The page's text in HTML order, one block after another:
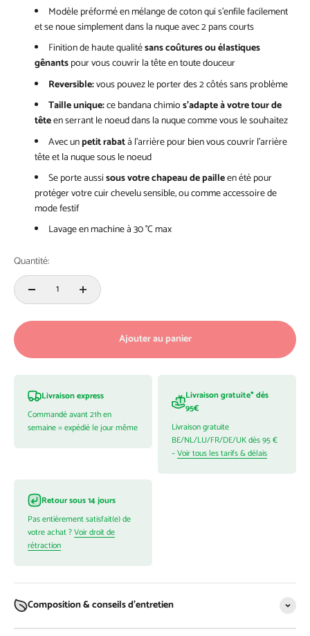
Modèle préformé en mélange de coton qui s’enfile facilement
et se noue simplement dans la nuque avec 2 pans courts
Finition de haute qualitésans coûtures ou élastiques
gênantspour vous couvrir la tête en toute douceur
Reversible:vous pouvez le porter des 2 côtés sans problème
Taille unique:ce bandana chimios’adapte à votre tour de
têteen serrant le noeud dans la nuque comme vous le souhaitez
Avec unpetit rabatà l’arrière pour bien vous couvrir l’arrière
tête et la nuque sous le noeud
Se porte aussisous votre chapeau de pailleen été pour
protéger votre cuir chevelu sensible, ou comme accessoire de
mode festif
Lavage en machine à 30 °C max
Quantité:
Ajouter au panier
Livraison express
Commandé avant 21h en
semaine = expédié le jour même
Livraison gratuite* dès
95€
Livraison gratuite
BE/NL/LU/FR/DE/UK dès 95 €
–Voir tous les tarifs & délais
Retour sous 14 jours
Pas entièrement satisfait(e) de
votre achat ?Voir droit de
rétraction
Composition & conseils d'entretien